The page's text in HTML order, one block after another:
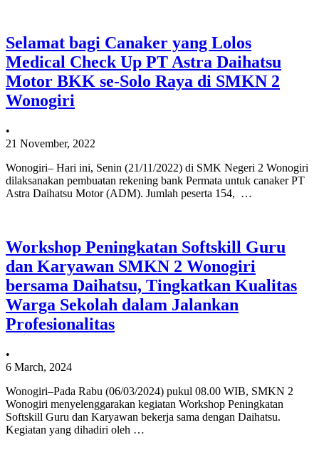
Selamat bagi Canaker yang Lolos
Medical Check Up PT Astra Daihatsu
Motor BKK se-Solo Raya di SMKN 2
Wonogiri
•
21 November, 2022
Wonogiri– Hari ini, Senin (21/11/2022) di SMK Negeri 2 Wonogiri
dilaksanakan pembuatan rekening bank Permata untuk canaker PT
Astra Daihatsu Motor (ADM). Jumlah peserta 154, …
Workshop Peningkatan Softskill Guru
dan Karyawan SMKN 2 Wonogiri
bersama Daihatsu, Tingkatkan Kualitas
Warga Sekolah dalam Jalankan
Profesionalitas
•
6 March, 2024
Wonogiri–Pada Rabu (06/03/2024) pukul 08.00 WIB, SMKN 2
Wonogiri menyelenggarakan kegiatan Workshop Peningkatan
Softskill Guru dan Karyawan bekerja sama dengan Daihatsu.
Kegiatan yang dihadiri oleh …